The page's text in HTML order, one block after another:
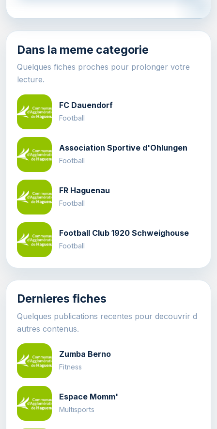
Dans la meme categorie
Quelques fiches proches pour prolonger votre
lecture.
FC Dauendorf
Football
Association Sportive d'Ohlungen
Football
FR Haguenau
Football
Football Club 1920 Schweighouse
Football
Dernieres fiches
Quelques publications recentes pour decouvrir d
autres contenus.
Zumba Berno
Fitness
Espace Momm'
Multisports